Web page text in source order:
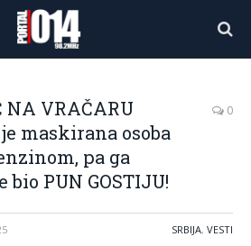
NA VRAČARU
maskirana osoba
pa ga
PUN GOSTIJU!
0
SRBIJA, VESTI